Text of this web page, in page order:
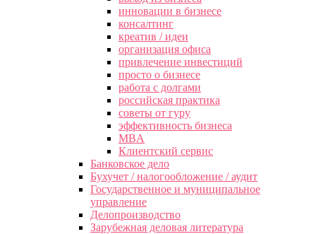
инновации в бизнесе
консалтинг
креатив / идеи
организация офиса
привлечение инвестиций
просто о бизнесе
работа с долгами
российская практика
советы от гуру
эффективность бизнеса
MBA
Клиентский сервис
Банковское дело
Бухучет / налогообложение / аудит
Государственное и муниципальное
управление
Делопроизводство
Зарубежная деловая литература